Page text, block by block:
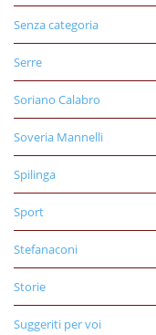
Senza categoria
Serre
Soriano Calabro
Soveria Mannelli
Spilinga
Sport
Stefanaconi
Storie
Suggeriti per voi